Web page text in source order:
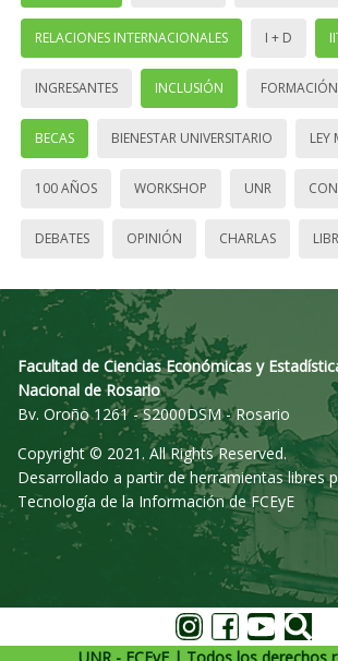
RELACIONES INTERNACIONALES I + D
INGRESANTES INCLUSIÓN FORMACIÓN
BECAS BIENESTAR UNIVERSITARIO LEY
100 AÑOS WORKSHOP UNR
DEBATES OPINIÓN CHARLAS
Facultad de Ciencias Económicas y
Nacional de Rosario
Bv. Oroño 1261 - S2000DSM - Rosario
Copyright © 2021. All Rights Reserved.
Desarrollado a partir de herramientas libres
Tecnología de la Información de FCEyE